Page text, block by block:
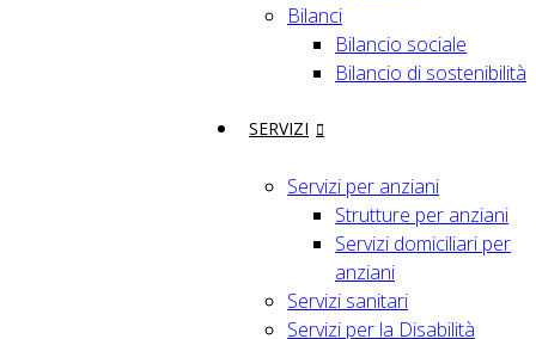
Bilanci
Bilancio sociale
Bilancio di sostenibilità
SERVIZI
Servizi per anziani
Strutture per anziani
Servizi domiciliari per
anziani
Servizi sanitari
Servizi per la Disabilità